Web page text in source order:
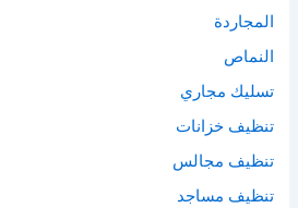
المجاردة
النماص
تسليك مجاري
تنظيف خزانات
تنظيف مجالس
تنظيف مساجد